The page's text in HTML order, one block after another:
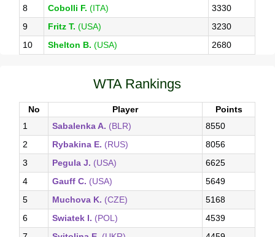
8
Cobolli F. (ITA)
3330
9
Fritz T. (USA)
3230
10
Shelton B. (USA) 2680
WTA Rankings
No Player
Points
1
Sabalenka A. (BLR)
8550
2
Rybakina E. (RUS)
8056
3
Pegula J. (USA)
6625
4
Gauff C. (USA)
5649
5
Muchova K. (CZE)
5168
6
Swiatek I. (POL)
4539